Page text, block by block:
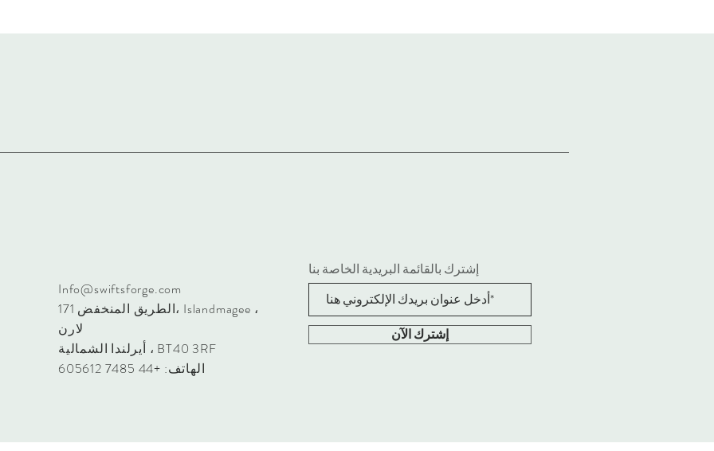
Info@swiftsforge.com
171 الطريق المنخفض، Islandmagee ،
لارن
أيرلندا الشمالية ، BT40 3RF
إشترك بالقائمة البريدية الخاصة بنا
إشترك الآن